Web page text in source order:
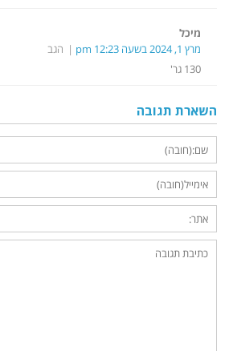
מיכל
מרץ 1, 2024 בשעה 12:23 pm
הגב
130 גר'
השארת תגובה